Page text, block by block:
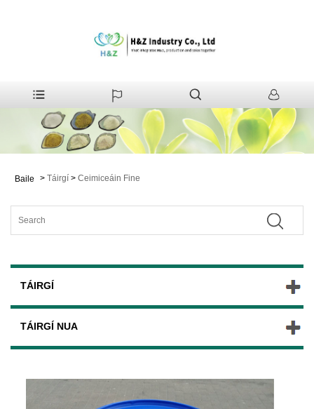
Baile > Táirgí > Ceimiceáin Fine
TÁIRGÍ
TÁIRGÍ NUA